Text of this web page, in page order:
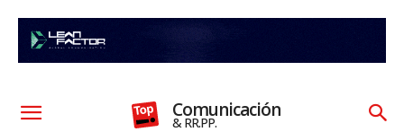
Comunicación
& RR.PP.